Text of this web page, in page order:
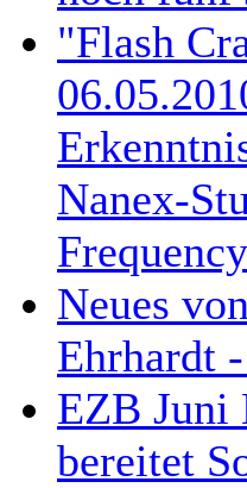
"Flash
Nanex-
Neues
Ehrhardt
EZB Juni
bereitet